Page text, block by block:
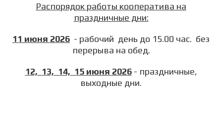
Распорядок работы кооператива на
праздничные дни:
11 июня 2026 - рабочий день до 15.00 час. без
перерыва на обед.
12, 13, 14, 15 июня 2026 - праздничные,
выходные дни.